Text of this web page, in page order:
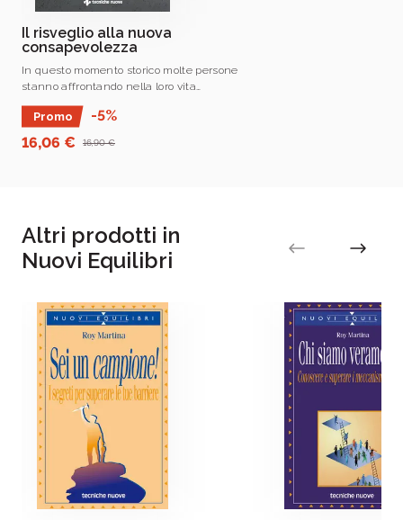
consapevolezza.
Il risveglio alla nuova
consapevolezza
In questo momento storico molte persone
stanno affrontando nella loro vita
quotidiana sfide difficili, tanto a livello
personale quanto a livello sociale.
Promo
-5%
16,06 €
16,90 €
Altri prodotti in
Nuovi Equilibri